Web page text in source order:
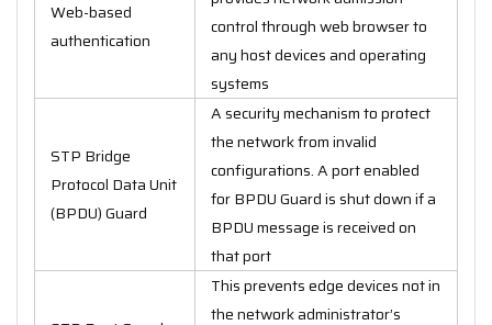
Web-based
authentication
control through web browser to
any host devices and operating
systems
STP Bridge
Protocol Data Unit
(BPDU) Guard
A security mechanism to protect
the network from invalid
configurations. A port enabled
for BPDU Guard is shut down if a
BPDU message is received on
that port
This prevents edge devices not in
the network administrator’s